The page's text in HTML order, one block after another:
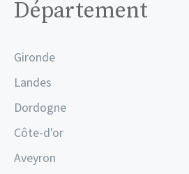
Département
Gironde
Landes
Dordogne
Côte-d'or
Aveyron